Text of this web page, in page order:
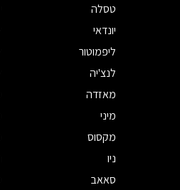
טסלה
יונדאי
ליפמוטור
לנצ'יה
מאזדה
מיני
מקסוס
ניו
סאאב